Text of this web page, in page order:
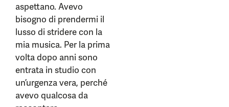
aspettano. Avevo
bisogno di prendermi il
lusso di stridere con la
mia musica. Per la prima
volta dopo anni sono
entrata in studio con
un’urgenza vera, perché
avevo qualcosa da